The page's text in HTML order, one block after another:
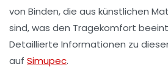
von Binden, die aus künstlichen
sind, was den Tragekomfort
Detaillierte Informationen zu
auf Simupec.